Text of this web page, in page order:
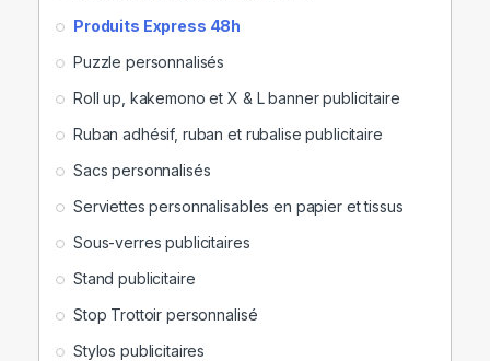
Produits Express 48h
Puzzle personnalisés
Roll up, kakemono et X & L banner publicitaire
Ruban adhésif, ruban et rubalise publicitaire
Sacs personnalisés
Serviettes personnalisables en papier et tissus
Sous-verres publicitaires
Stand publicitaire
Stop Trottoir personnalisé
Stylos publicitaires